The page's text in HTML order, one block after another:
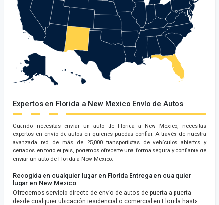
Expertos en Florida a New Mexico Envío de Autos
Cuando necesitas enviar un auto de Florida a New Mexico, necesitas
expertos en envío de autos en quienes puedas confiar. A través de nuestra
avanzada red de más de 25,000 transportistas de vehículos abiertos y
cerrados en todo el país, podemos ofrecerte una forma segura y confiable de
enviar un auto de Florida a New Mexico.
Recogida en cualquier lugar en Florida Entrega en cualquier
lugar en New Mexico
Ofrecemos servicio directo de envío de autos de puerta a puerta
desde cualquier ubicación residencial o comercial en Florida hasta